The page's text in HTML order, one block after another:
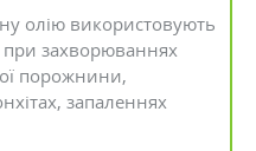
олію використовують
при захворюваннях
порожнини,
запаленнях